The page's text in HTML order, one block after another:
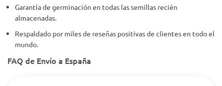
Garantía de germinación en todas las semillas recién
almacenadas.
Respaldado por miles de reseñas positivas de clientes en todo el
mundo.
FAQ de Envío a España